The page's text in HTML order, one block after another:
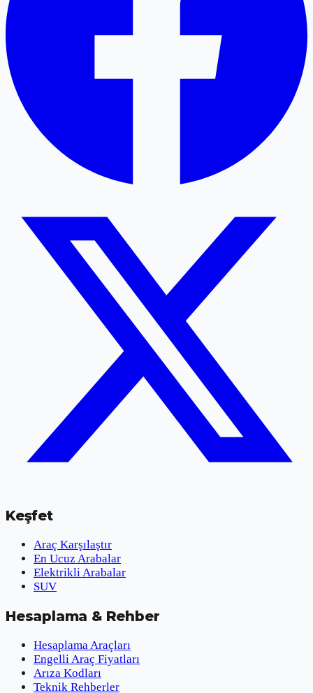
Keşfet
Araç Karşılaştır
En Ucuz Arabalar
Elektrikli Arabalar
SUV
Hesaplama & Rehber
Hesaplama Araçları
Engelli Araç Fiyatları
Arıza Kodları
Teknik Rehberler